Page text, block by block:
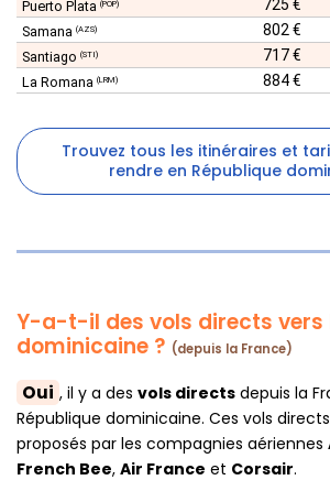
Puerto Plata (POP) 725 €
Samana (AZS) 802 €
Santiago (STI) 717 €
La Romana (LRM) 884 €
Trouvez tous les itinéraires et
rendre en République
Y-a-t-il des vols directs vers
dominicaine ? (depuis la France)
Oui , il y a des vols directs depuis la
République dominicaine. Ces vols
proposés par les compagnies aériennes
French Bee, Air France et Corsair.